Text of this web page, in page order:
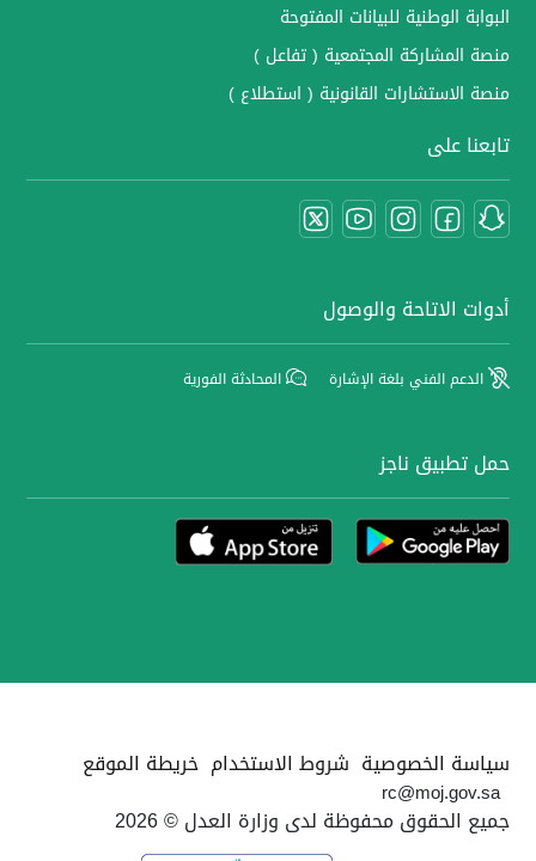
البوابة الوطنية للبيانات المفتوحة
منصة المشاركة المجتمعية ( تفاعل )
منصة الاستشارات القانونية ( استطلاع )
تابعنا على
أدوات الاتاحة والوصول
الدعم الفني بلغة الإشارة المحادثة الفورية
حمل تطبيق ناجز
سياسة الخصوصية شروط الاستخدام خريطة الموقع
rc@moj.gov.sa
جميع الحقوق محفوظة لدى وزارة العدل © 2026